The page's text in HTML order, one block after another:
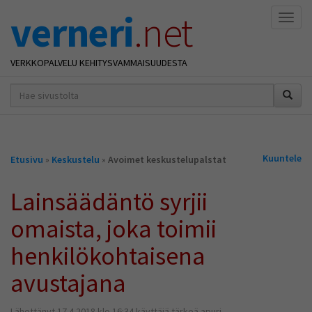
verneri.net
VERKKOPALVELU KEHITYSVAMMAISUUDESTA
hakusana(t)
Olet
Etusivu » Keskustelu » Avoimet keskustelupalstat Kuuntele
Lainsäädäntö syrjii
omaista, joka toimii
henkilökohtaisena
avustajana